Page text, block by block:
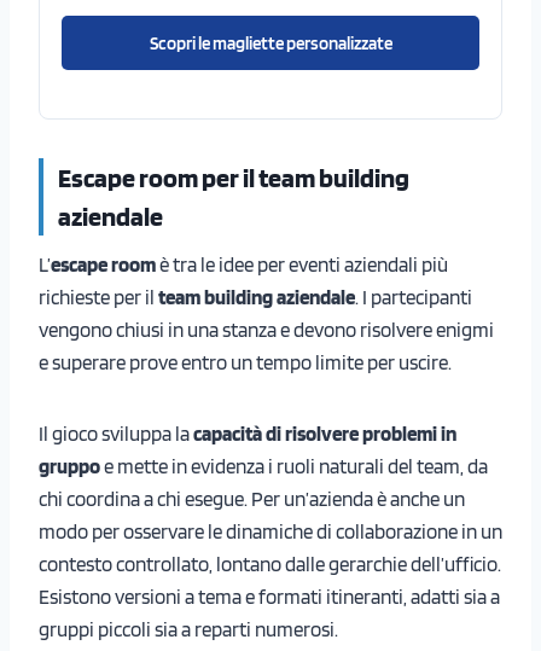
Scopri le magliette personalizzate
Escape room per il team building
aziendale
L’escape roomè tra le idee per eventi aziendali più
richieste per il team building aziendale. I partecipanti
vengono chiusi in una stanza e devono risolvere enigmi
e superare prove entro un tempo limite per uscire.
Il gioco sviluppa lacapacità di risolvere problemi in
gruppoe mette in evidenza i ruoli naturali del team, da
chi coordina a chi esegue. Per un’azienda è anche un
modo per osservare le dinamiche di collaborazione in un
contesto controllato, lontano dalle gerarchie dell’ufficio.
Esistono versioni a tema e formati itineranti, adatti sia a
gruppi piccoli sia a reparti numerosi.